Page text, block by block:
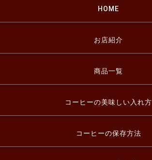
HOME
お店紹介
商品一覧
コーヒーの美味しい入れ方
コーヒーの保存方法